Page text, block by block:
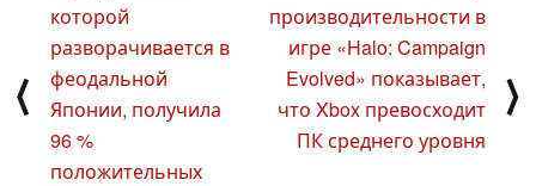
⟨
которой
разворачивается в
феодальной
Японии, получила
96 %
положительных
производительности в
игре «Halo: Campaign
Evolved» показывает,
что Xbox превосходит
ПК среднего уровня
⟩